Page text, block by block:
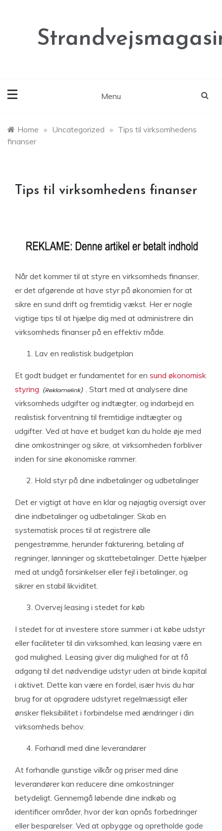
Menu
Home » Uncategorized » Tips til virksomhedens
finanser
Tips til virksomhedens finanser
Når det kommer til at styre en virksomheds finanser,
er det afgørende at have styr på økonomien for at
sikre en sund drift og fremtidig vækst. Her er nogle
vigtige tips til at hjælpe dig med at administrere din
virksomheds finanser på en effektiv måde.
Lav en realistisk budgetplan
Et godt budget er fundamentet for en sund økonomisk
styring
. Start med at analysere dine
virksomheds udgifter og indtægter, og indarbejd en
realistisk forventning til fremtidige indtægter og
udgifter. Ved at have et budget kan du holde øje med
dine omkostninger og sikre, at virksomheden forbliver
inden for sine økonomiske rammer.
Hold styr på dine indbetalinger og udbetalinger
Det er vigtigt at have en klar og nøjagtig oversigt over
dine indbetalinger og udbetalinger. Skab en
systematisk proces til at registrere alle
pengestrømme, herunder fakturering, betaling af
regninger, lønninger og skattebetalinger. Dette hjælper
med at undgå forsinkelser eller fejl i betalinger, og
sikrer en stabil likviditet.
Overvej leasing i stedet for køb
I stedet for at investere store summer i at købe udstyr
eller faciliteter til din virksomhed, kan leasing være en
god mulighed. Leasing giver dig mulighed for at få
adgang til det nødvendige udstyr uden at binde kapital
i aktivet. Dette kan være en fordel, især hvis du har
brug for at opgradere udstyret regelmæssigt eller
ønsker fleksibilitet i forbindelse med ændringer i din
virksomheds behov.
Forhandl med dine leverandører
At forhandle gunstige vilkår og priser med dine
leverandører kan reducere dine omkostninger
betydeligt. Gennemgå løbende dine indkøb og
identificer områder, hvor der kan opnås forbedringer
eller besparelser. Ved at opbygge og opretholde gode